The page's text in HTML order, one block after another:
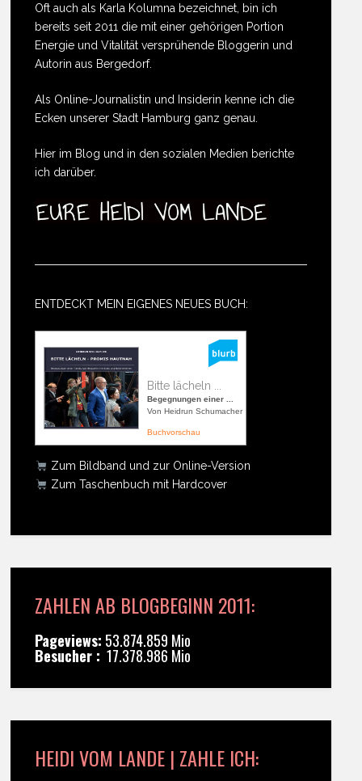
Oft auch als Karla Kolumna bezeichnet, bin ich
bereits seit 2011 die mit einer gehörigen Portion
Energie und Vitalität versprühende Bloggerin und
Autorin aus Bergedorf.
Als Online-Journalistin und Insiderin kenne ich die
Ecken unserer Stadt Hamburg ganz genau.
Hier im Blog und in den sozialen Medien berichte
ich darüber.
ENTDECKT MEIN EIGENES NEUES BUCH:
Bitte lächeln ...
Begegnungen einer ...
Von Heidrun Schumacher
Buchvorschau
Zum Bildband und zur Online-Version
Zum Taschenbuch mit Hardcover
ZAHLEN AB BLOGBEGINN 2011:
Pageviews: 53.874.859 Mio
Besucher : 17.378.986 Mio
HEIDI VOM LANDE | ZAHLE ICH: